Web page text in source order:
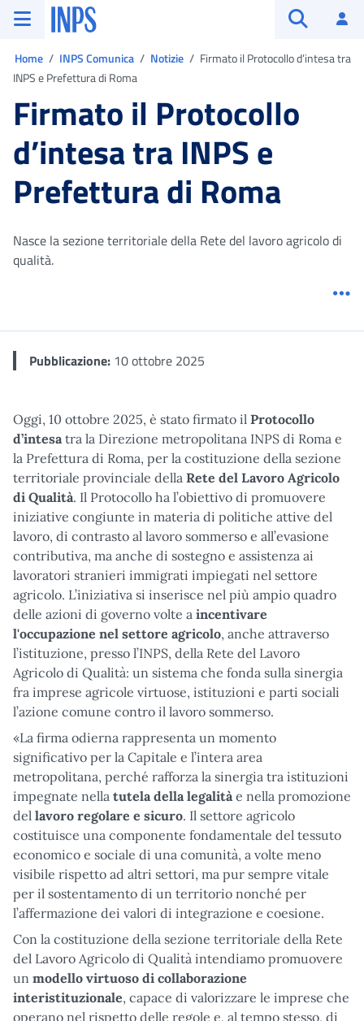
Vai al menu principale
Vai al contenuto principale
Vai al pie' di pagina
INPS ()
Home INPS Comunica Notizie
Firmato il Protocollo d’intesa tra
INPS e Prefettura di Roma
Firmato il Protocollo
d’intesa tra INPS e
Prefettura di Roma
Nasce la sezione territoriale della Rete del lavoro agricolo di
qualità.
Pubblicazione: 10 ottobre 2025
Oggi, 10 ottobre 2025, è stato firmato il Protocollo
d’intesa tra la Direzione metropolitana INPS di Roma e
la Prefettura di Roma, per la costituzione della sezione
territoriale provinciale della Rete del Lavoro Agricolo
di Qualità. Il Protocollo ha l’obiettivo di promuovere
iniziative congiunte in materia di politiche attive del
lavoro, di contrasto al lavoro sommerso e all’evasione
contributiva, ma anche di sostegno e assistenza ai
lavoratori stranieri immigrati impiegati nel settore
agricolo. L’iniziativa si inserisce nel più ampio quadro
delle azioni di governo volte a incentivare
l'occupazione nel settore agricolo, anche attraverso
l’istituzione, presso l’INPS, della Rete del Lavoro
Agricolo di Qualità: un sistema che fonda sulla sinergia
fra imprese agricole virtuose, istituzioni e parti sociali
l’azione comune contro il lavoro sommerso.
«La firma odierna rappresenta un momento
significativo per la Capitale e l’intera area
metropolitana, perché rafforza la sinergia tra istituzioni
impegnate nella tutela della legalità e nella promozione
del lavoro regolare e sicuro. Il settore agricolo
costituisce una componente fondamentale del tessuto
economico e sociale di una comunità, a volte meno
visibile rispetto ad altri settori, ma pur sempre vitale
per il sostentamento di un territorio nonché per
l’affermazione dei valori di integrazione e coesione.
Con la costituzione della sezione territoriale della Rete
del Lavoro Agricolo di Qualità intendiamo promuovere
un modello virtuoso di collaborazione
interistituzionale, capace di valorizzare le imprese che
operano nel rispetto delle regole e, al tempo stesso, di